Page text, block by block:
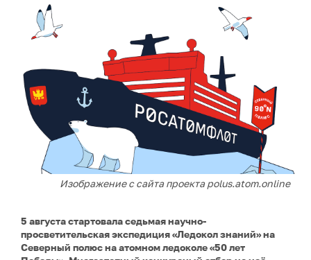
Изображение с сайта проекта polus.atom.online
5 августа стартовала седьмая научно-
просветительская экспедиция «Ледокол знаний» на
Северный полюс на атомном ледоколе «50 лет